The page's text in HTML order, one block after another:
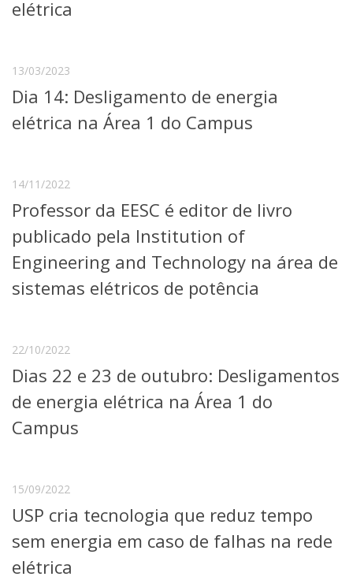
Artes, Cultura e Esportes
Bibliotecas
Apoio ao Estudante
Segurança, Trânsito e Prevenção
RH, Administrativo e Financeiro
Assessorias e Mídias
Aplicativos e Sites
Jornal da USP
Agenda de Eventos
Defesa de Teses
elétrica
13/03/2023
Dia 14: Desligamento de energia
elétrica na Área 1 do Campus
14/11/2022
Professor da EESC é editor de livro
publicado pela Institution of
Engineering and Technology na área de
sistemas elétricos de potência
22/10/2022
Dias 22 e 23 de outubro: Desligamentos
de energia elétrica na Área 1 do
Campus
15/09/2022
USP cria tecnologia que reduz tempo
sem energia em caso de falhas na rede
elétrica